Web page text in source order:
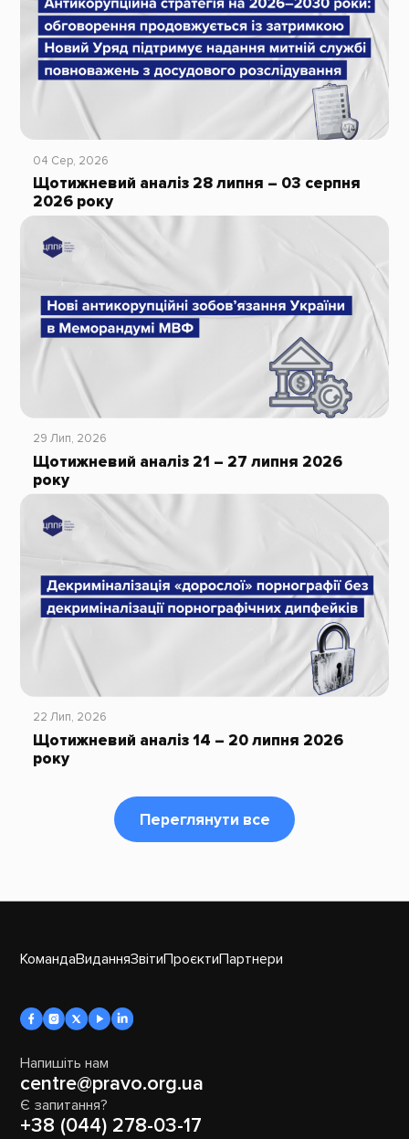
04 Сер, 2026
Щотижневий аналіз 28 липня – 03 серпня
2026 року
29 Лип, 2026
Щотижневий аналіз 21 – 27 липня 2026
року
22 Лип, 2026
Щотижневий аналіз 14 – 20 липня 2026
року
Переглянути все
КомандаВиданняЗвітиПроєктиПартнери
Напишіть нам
centre@pravo.org.ua
Є запитання?
+38 (044) 278-03-17